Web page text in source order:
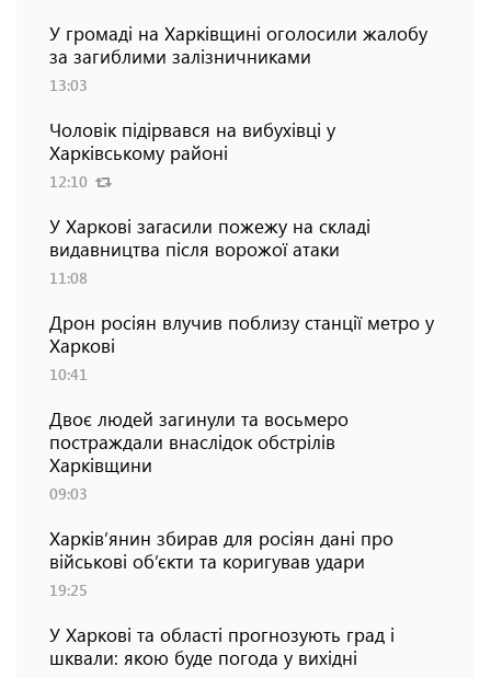
У громаді на Харківщині оголосили жалобу
за загиблими залізничниками
13:03
Чоловік підірвався на вибухівці у
Харківському районі
12:10
У Харкові загасили пожежу на складі
видавництва після ворожої атаки
11:08
Дрон росіян влучив поблизу станції метро у
Харкові
10:41
Двоє людей загинули та восьмеро
постраждали внаслідок обстрілів
Харківщини
09:03
Харків’янин збирав для росіян дані про
військові об’єкти та коригував удари
19:25
У Харкові та області прогнозують град і
шквали: якою буде погода у вихідні